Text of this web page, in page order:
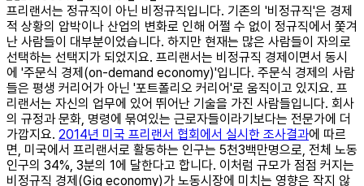
프리랜서는 정규직이 아닌 비정규직입니다. 기존의 '비정규직'은 경제
적 상황의 압박이나 산업의 변화로 인해 어쩔 수 없이 정규직에서 쫓겨
난 사람들이 대부분이었습니다. 하지만 현재는 많은 사람들이 자의로
선택하는 선택지가 되었지요. 프리랜서는 비정규직 경제이면서 동시
에 '주문식 경제(on-demand economy)'입니다. 주문식 경제의 사람
들은 평생 커리어가 아닌 '포트폴리오 커리어'로 움직이고 있지요. 프
리랜서는 자신의 업무에 있어 뛰어난 기술을 가진 사람들입니다. 회사
의 규정과 문화, 명령에 묶여있는 근로자들이라기보다는 전문가에 더
가깝지요. 2014년 미국 프리랜서 협회에서 실시한 조사결과에 따르
면, 미국에서 프리랜서로 활동하는 인구는 5천3백만명으로, 전체 노동
인구의 34%, 3분의 1에 달한다고 합니다. 이처럼 규모가 점점 커지는
비정규직 경제(Gig economy)가 노동시장에 미치는 영향은 작지 않